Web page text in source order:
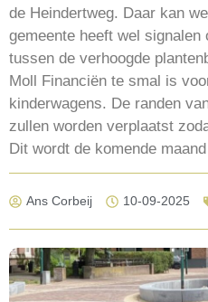
de Heindertweg. Daar kan
gemeente heeft wel signalen
tussen de verhoogde
Moll Financiën te smal is
kinderwagens. De randen
zullen worden verplaatst
Dit wordt de komende
Ans Corbeij 10-09-2025